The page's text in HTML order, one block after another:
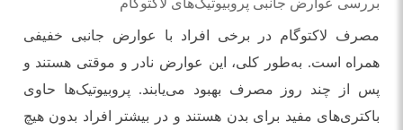
بررسی عوارض جانبی پروبیوتیک‌های لاکتوگام
مصرف لاکتوگام در برخی افراد با عوارض جانبی خفیفی
همراه است. به‌طور کلی، این عوارض نادر و موقتی هستند و
پس از چند روز مصرف بهبود می‌یابند. پروبیوتیک‌ها حاوی
باکتری‌های مفید برای بدن هستند و در بیشتر افراد بدون هیچ